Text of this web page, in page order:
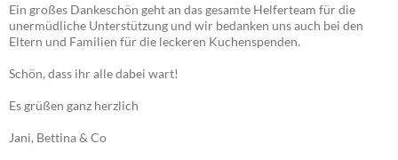
Ein großes Dankeschön geht an das gesamte Helferteam für die
unermüdliche Unterstützung und wir bedanken uns auch bei den
Eltern und Familien für die leckeren Kuchenspenden.
Schön, dass ihr alle dabei wart!
Es grüßen ganz herzlich
Jani, Bettina & Co